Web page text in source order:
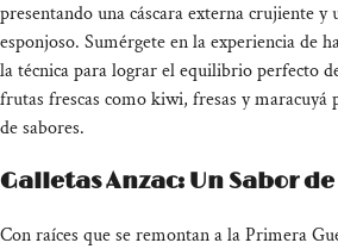
presentando una cáscara externa crujiente
esponjoso. Sumérgete en la experiencia de
la técnica para lograr el equilibrio perfecto
frutas frescas como kiwi, fresas y maracuyá
de sabores.
Galletas Anzac: Un Sabor
Con raíces que se remontan a la Primera